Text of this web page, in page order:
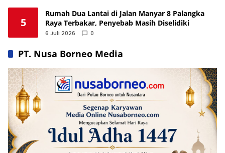
5
Rumah Dua Lantai di Jalan Manyar 8 Palangka
Raya Terbakar, Penyebab Masih Diselidiki
6 Juli 2026 0
PT. Nusa Borneo Media